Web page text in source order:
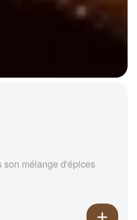
son mélange d'épices